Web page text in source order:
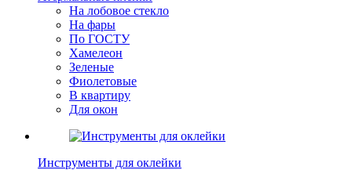
На лобовое стекло
На фары
По ГОСТУ
Хамелеон
Зеленые
Фиолетовые
В квартиру
Для окон
Инструменты для оклейки